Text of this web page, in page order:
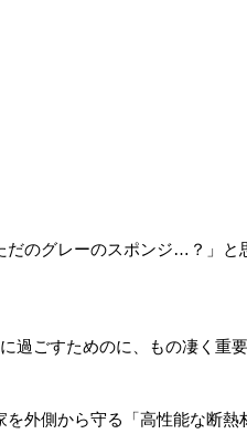
だのグレーのスポンジ…？」
過ごすためのに、もの凄く重
を外側から守る「高性能な断熱